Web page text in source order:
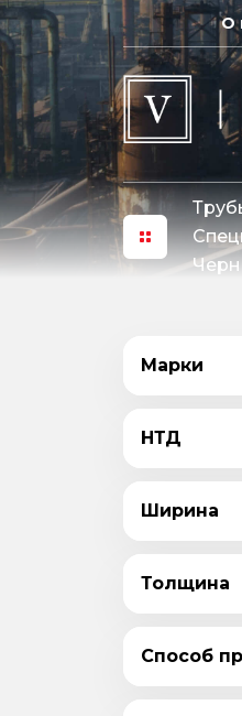
О
Марки
НТД
Ширина
Толщина
Способ